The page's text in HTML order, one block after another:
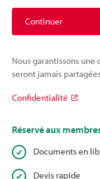
Continuer
Nous garantissons
seront jamais
Confidentialité
Réservé aux
Documents en
Devis rapide